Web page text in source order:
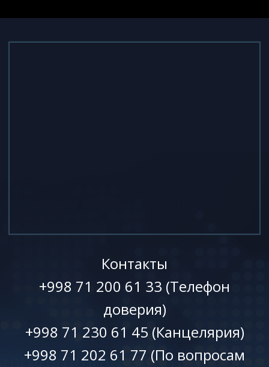
Контакты
+998 71 200 61 33 (Телефон
доверия)
+998 71 230 61 45 (Канцелярия)
+998 71 202 61 77 (По вопросам